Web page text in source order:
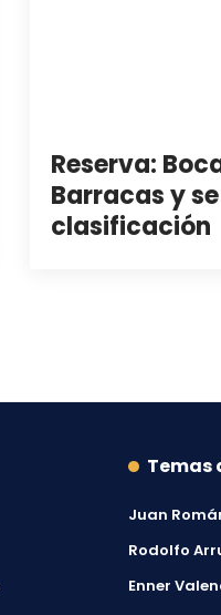
Reserva:
Barracas y
clasificación
Temas
Juan
Rodolfo
Enner